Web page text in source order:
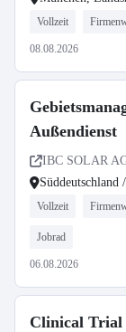
Vollzeit
08.08.2026
Außendienst
IBC SOLAR
Süddeutschland
Vollzeit
Jobrad
06.08.2026
Clinical Trial